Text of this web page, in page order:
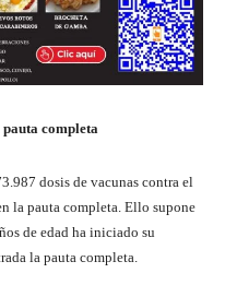
completa
dosis de vacunas contra el
la pauta completa. Ello supone
de edad ha iniciado su
la pauta completa.